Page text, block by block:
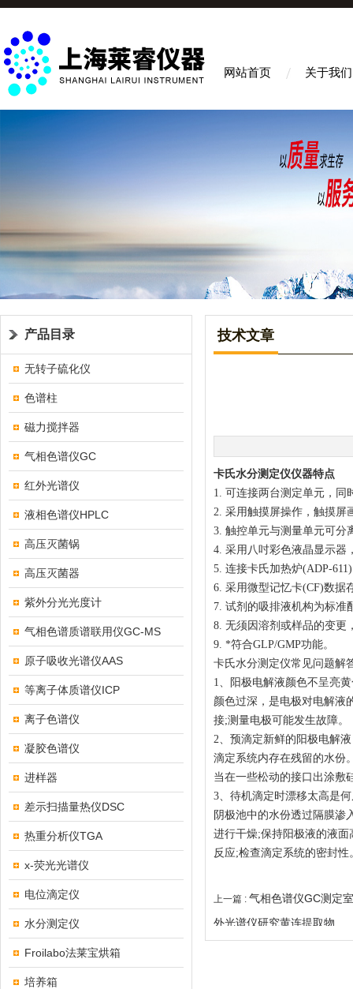
网站首页 关于我们
产品目录
无转子硫化仪
色谱柱
磁力搅拌器
气相色谱仪GC
红外光谱仪
液相色谱仪HPLC
高压灭菌锅
高压灭菌器
紫外分光光度计
气相色谱质谱联用仪GC-MS
原子吸收光谱仪AAS
等离子体质谱仪ICP
离子色谱仪
凝胶色谱仪
进样器
差示扫描量热仪DSC
热重分析仪TGA
x-荧光光谱仪
电位滴定仪
水分测定仪
Froilabo法莱宝烘箱
培养箱
技术文章
卡氏水分测定仪仪器特点
1. 可连接两台测定单元，同
2. 采用触摸屏操作，触摸屏
3. 触控单元与测量单元可分
4. 采用八吋彩色液晶显示器
5. 连接卡氏加热炉(ADP-
6. 采用微型记忆卡(CF)数据
7. 试剂的吸排液机构为标准
8. 无须因溶剂或样品的变更
9. *符合GLP/GMP功能。
卡氏水分测定仪常见问题解
1、阳极电解液颜色不呈亮
颜色过深，是电极对电解液
接;测量电极可能发生故障。
2、预滴定新鲜的阳极电解
滴定系统内存在残留的水份
当在一些松动的接口出涂敷
3、待机滴定时漂移太高是何
阴极池中的水份透过隔膜渗
进行干燥;保持阳极液的液
反应;检查滴定系统的密封性
上一篇 : 气相色谱仪GC测定
外光谱仪研究黄连提取物